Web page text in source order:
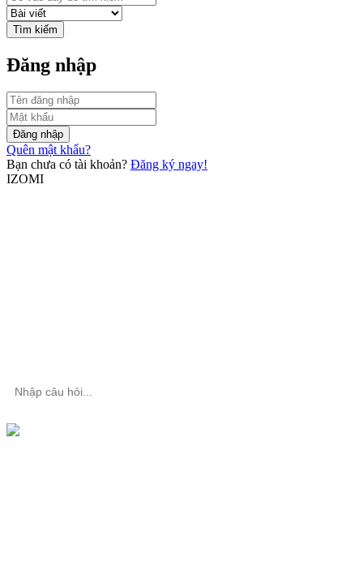
Tìm kiếm
Đăng nhập
Đăng nhập
Quên mật khẩu?
Bạn chưa có tài khoản? Đăng ký ngay!
IZOMI